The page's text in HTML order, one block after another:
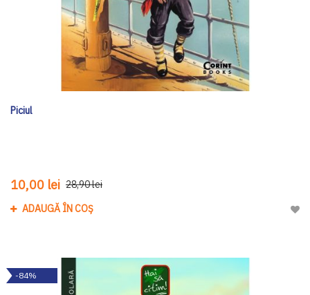
Piciul
10,00 lei 28,90 lei
ADAUGĂ ÎN COȘ
-84%